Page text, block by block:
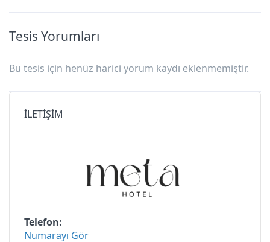
Tesis Yorumları
Bu tesis için henüz harici yorum kaydı eklenmemiştir.
İLETİŞİM
Telefon
Numarayı Gör